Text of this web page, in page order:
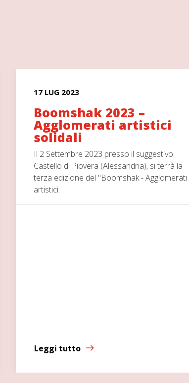
17 LUG 2023
Boomshak 2023 –
Agglomerati artistici
solidali
Il 2 Settembre 2023 presso il suggestivo
Castello di Piovera (Alessandria), si terrà la
terza edizione del "Boomshak - Agglomerati
artistici…
Leggi tutto